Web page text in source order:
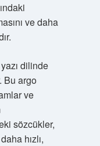
ve daha
dilinde
Bu argo
ve
sözcükler,
hızlı,